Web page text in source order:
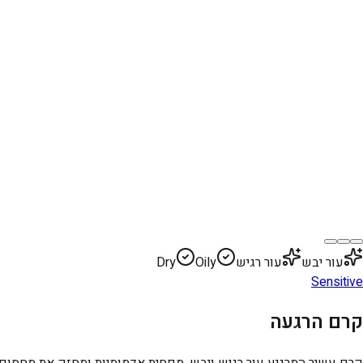
עור יבש עור רגיש Dry
Oily
Sensitive
קרם הרגעה